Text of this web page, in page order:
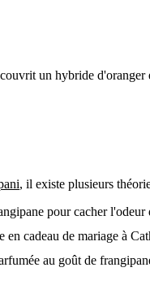
un hybride
, il existe plusieurs
pour cacher l'odeur
cadeau de mariage à
au goût de